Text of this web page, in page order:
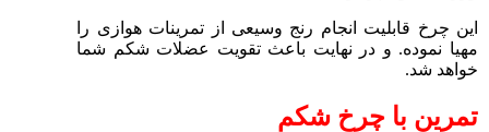
این چرخ قابلیت انجام رنج وسیعی از تمرینات هوازی را
مهیا نموده. و در نهایت باعث تقویت عضلات شکم شما
خواهد شد.
تمرین با چرخ شکم